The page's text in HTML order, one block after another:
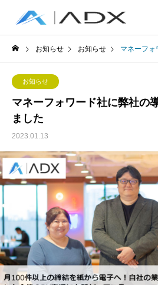
お知らせ お知らせ マネーフォワー
お知らせ
マネーフォワード社に弊社の
ました
2023.01.13